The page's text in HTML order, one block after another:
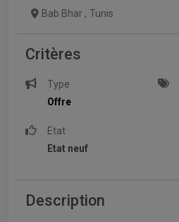
Bab Bhar , Tunis
Critères
Type
Offre
Etat
Etat neuf
Description